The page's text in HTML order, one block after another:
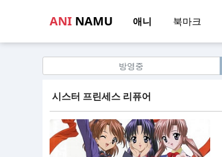
ANI NAMU 애니 북마크
방영중
시스터 프린세스 리퓨어